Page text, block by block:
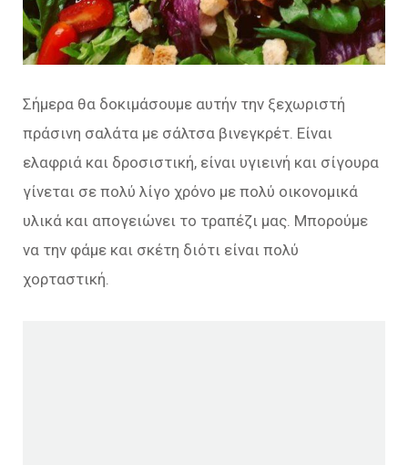
Σήμερα θα δοκιμάσουμε αυτήν την ξεχωριστή
πράσινη σαλάτα με σάλτσα βινεγκρέτ. Είναι
ελαφριά και δροσιστική, είναι υγιεινή και σίγουρα
γίνεται σε πολύ λίγο χρόνο με πολύ οικονομικά
υλικά και απογειώνει το τραπέζι μας. Μπορούμε
να την φάμε και σκέτη διότι είναι πολύ
χορταστική.